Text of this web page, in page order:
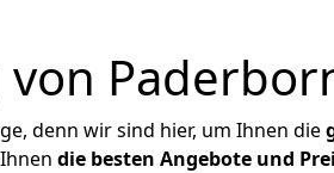
denn wir sind hier, um Ihnen die
die besten Angebote und